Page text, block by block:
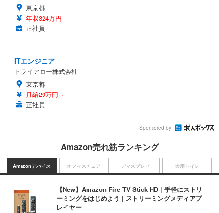
東京都
年収324万円
正社員
ITエンジニア
トライアロー株式会社
東京都
月給29万円～
正社員
Sponsored by
Amazon売れ筋ランキング
Amazonデバイス
【New】Amazon Fire TV Stick HD | 手軽にストリ
ーミングをはじめよう | ストリーミングメディアプ
レイヤー
オフィスチェア ディスプレイ 犬用トイレ